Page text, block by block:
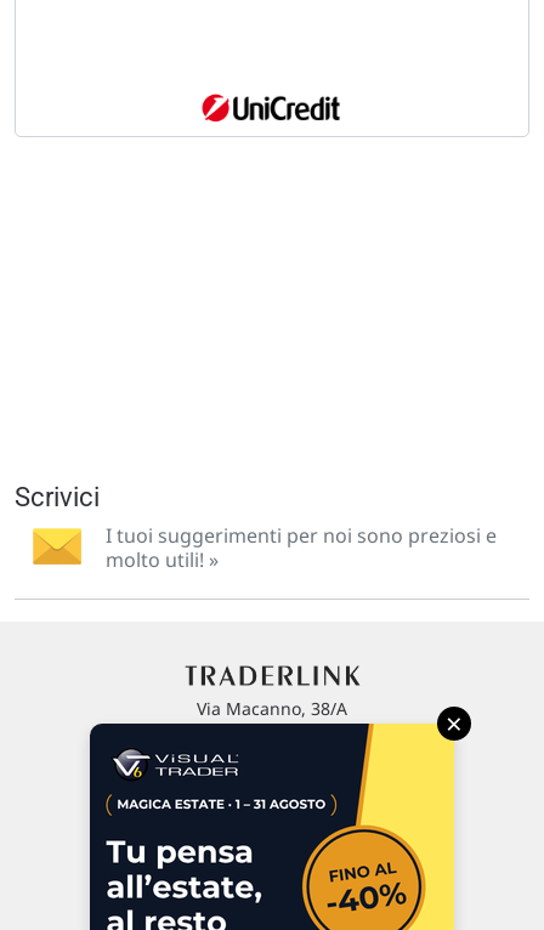
Scrivici
I tuoi suggerimenti per noi sono preziosi e
molto utili! »
Via Macanno, 38/A
P.IVA 02 452 460 401
Commenti e segnalazioni
Contattaci
×